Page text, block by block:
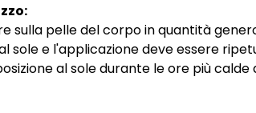
sulla pelle del corpo in quantità
sole e l'applicazione deve essere
al sole durante le ore più calde